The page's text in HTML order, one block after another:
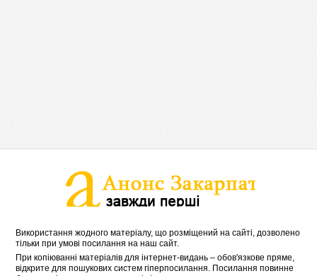
Використання жодного матеріалу, що розміщений на сайті, дозволено
тільки при умові посилання на наш сайт.
При копіюванні матеріалів для інтернет-видань – обов'язкове пряме,
відкрите для пошукових систем гіперпосилання. Посилання повинне